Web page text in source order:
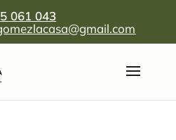
061 043